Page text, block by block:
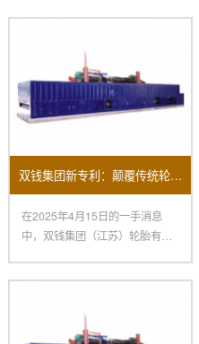
双钱集团新专利：颠覆传统轮胎生产的涂胶机
在2025年4月15日的一手消息
中，双钱集团（江苏）轮胎有限